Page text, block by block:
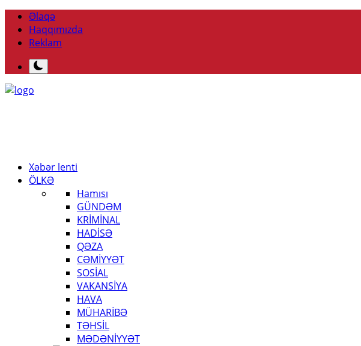
Əlaqə
Haqqımızda
Reklam
Xəbər lenti
ÖLKƏ
Hamısı
GÜNDƏM
KRİMİNAL
HADİSƏ
QƏZA
CƏMİYYƏT
SOSİAL
VAKANSİYA
HAVA
MÜHARİBƏ
TƏHSİL
MƏDƏNİYYƏT